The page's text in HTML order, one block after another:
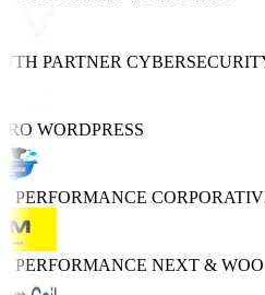
PARTNERCYBERSECURITY
WORDPRESS
CORPORATIVE
NEXT & WOO